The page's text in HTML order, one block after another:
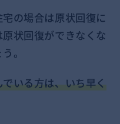
の場合は原状回復に
状回復ができなくな
。
いる方は、いち早く